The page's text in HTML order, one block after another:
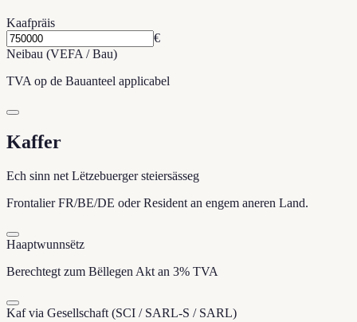
Kaafpräis
€
Neibau (VEFA / Bau)
TVA op de Bauanteel applicabel
Kaffer
Ech sinn net Lëtzebuerger steiersässeg
Frontalier FR/BE/DE oder Resident an engem aneren Land.
Haaptwunnsëtz
Berechtegt zum Bëllegen Akt an 3% TVA
Kaf via Gesellschaft (SCI / SARL-S / SARL)